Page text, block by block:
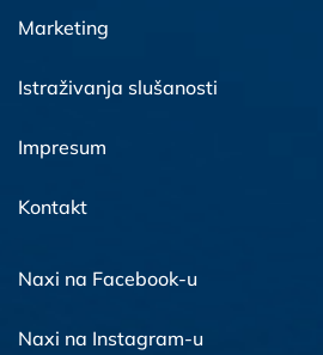
Marketing
Istraživanja slušanosti
Impresum
Kontakt
Naxi na Facebook-u
Naxi na Instagram-u